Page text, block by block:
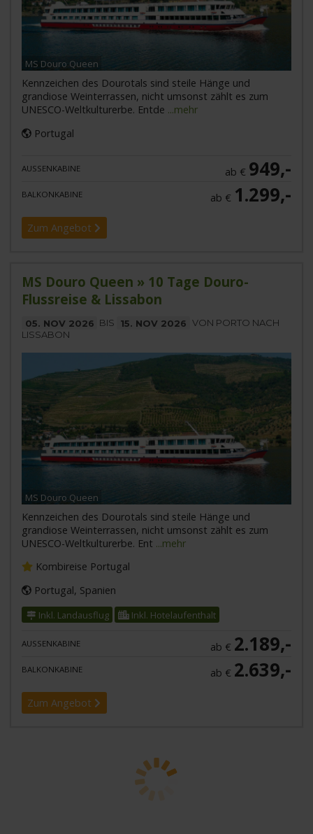
MS Douro Queen
Kennzeichen des Dourotals sind steile Hänge und
grandiose Weinterrassen, nicht umsonst zählt es zum
UNESCO-Weltkulturerbe. Entde ...mehr
Portugal
AUSSENKABINE ab € 949,-
BALKONKABINE ab € 1.299,-
Zum Angebot
MS Douro Queen » 10 Tage Douro-
Flussreise & Lissabon
05. NOV 2026 BIS 15. NOV 2026 VON PORTO NACH
LISSABON
MS Douro Queen
Kennzeichen des Dourotals sind steile Hänge und
grandiose Weinterrassen, nicht umsonst zählt es zum
UNESCO-Weltkulturerbe. Ent ...mehr
Kombireise Portugal
Portugal, Spanien
Inkl. Landausflug Inkl. Hotelaufenthalt
AUSSENKABINE ab € 2.189,-
BALKONKABINE ab € 2.639,-
Zum Angebot